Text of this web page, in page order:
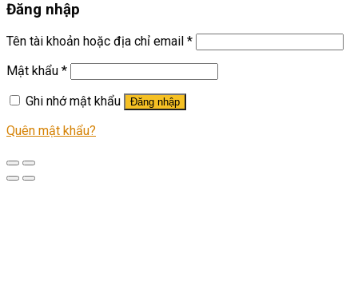
Đăng nhập
Tên tài khoản hoặc địa chỉ email *
Mật khẩu *
Ghi nhớ mật khẩu
Đăng nhập
Quên mật khẩu?